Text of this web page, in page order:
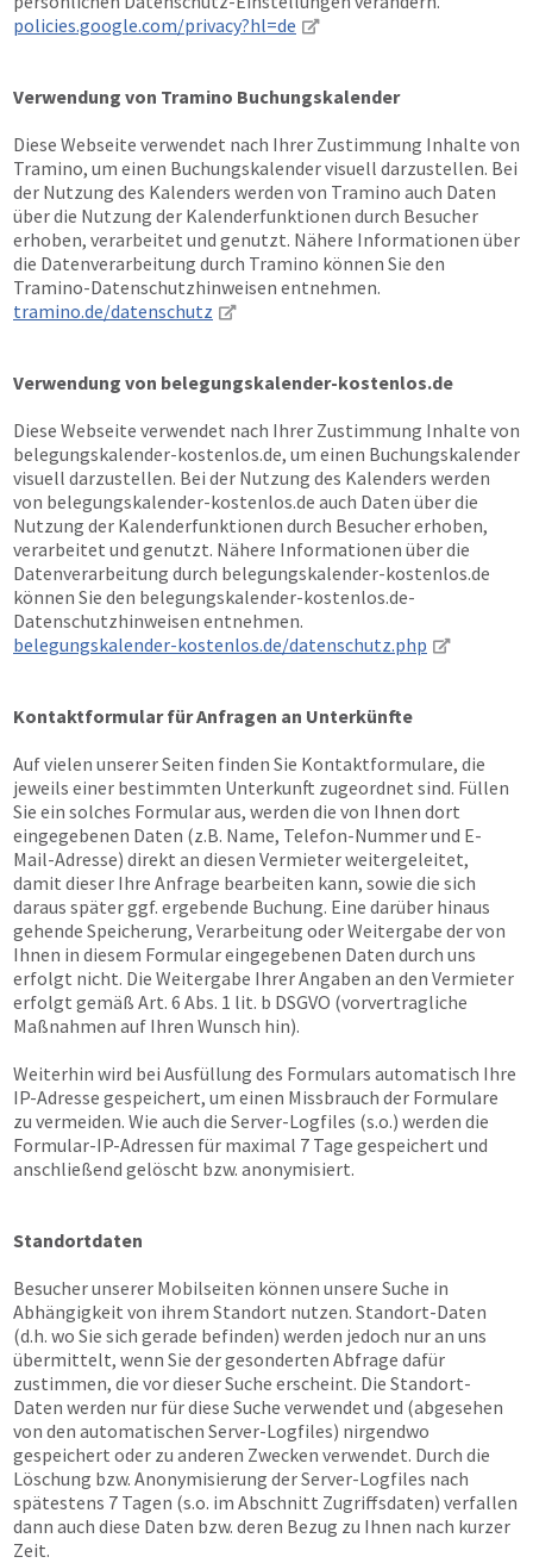
policies.google.com/privacy?hl=de
Verwendung von Tramino Buchungskalender
Diese Webseite verwendet nach Ihrer Zustimmung Inhalte von
Tramino, um einen Buchungskalender visuell darzustellen. Bei
der Nutzung des Kalenders werden von Tramino auch Daten
über die Nutzung der Kalenderfunktionen durch Besucher
erhoben, verarbeitet und genutzt. Nähere Informationen über
die Datenverarbeitung durch Tramino können Sie den
Tramino-Datenschutzhinweisen entnehmen.
tramino.de/datenschutz
Verwendung von belegungskalender-kostenlos.de
Diese Webseite verwendet nach Ihrer Zustimmung Inhalte von
belegungskalender-kostenlos.de, um einen Buchungskalender
visuell darzustellen. Bei der Nutzung des Kalenders werden
von belegungskalender-kostenlos.de auch Daten über die
Nutzung der Kalenderfunktionen durch Besucher erhoben,
verarbeitet und genutzt. Nähere Informationen über die
Datenverarbeitung durch belegungskalender-kostenlos.de
können Sie den belegungskalender-kostenlos.de-
Datenschutzhinweisen entnehmen.
belegungskalender-kostenlos.de/datenschutz.php
Kontaktformular für Anfragen an Unterkünfte
Auf vielen unserer Seiten finden Sie Kontaktformulare, die
jeweils einer bestimmten Unterkunft zugeordnet sind. Füllen
Sie ein solches Formular aus, werden die von Ihnen dort
eingegebenen Daten (z.B. Name, Telefon-Nummer und E-
Mail-Adresse) direkt an diesen Vermieter weitergeleitet,
damit dieser Ihre Anfrage bearbeiten kann, sowie die sich
daraus später ggf. ergebende Buchung. Eine darüber hinaus
gehende Speicherung, Verarbeitung oder Weitergabe der von
Ihnen in diesem Formular eingegebenen Daten durch uns
erfolgt nicht. Die Weitergabe Ihrer Angaben an den Vermieter
erfolgt gemäß Art. 6 Abs. 1 lit. b DSGVO (vorvertragliche
Maßnahmen auf Ihren Wunsch hin).
Weiterhin wird bei Ausfüllung des Formulars automatisch Ihre
IP-Adresse gespeichert, um einen Missbrauch der Formulare
zu vermeiden. Wie auch die Server-Logfiles (s.o.) werden die
Formular-IP-Adressen für maximal 7 Tage gespeichert und
anschließend gelöscht bzw. anonymisiert.
Standortdaten
Besucher unserer Mobilseiten können unsere Suche in
Abhängigkeit von ihrem Standort nutzen. Standort-Daten
(d.h. wo Sie sich gerade befinden) werden jedoch nur an uns
übermittelt, wenn Sie der gesonderten Abfrage dafür
zustimmen, die vor dieser Suche erscheint. Die Standort-
Daten werden nur für diese Suche verwendet und (abgesehen
von den automatischen Server-Logfiles) nirgendwo
gespeichert oder zu anderen Zwecken verwendet. Durch die
Löschung bzw. Anonymisierung der Server-Logfiles nach
spätestens 7 Tagen (s.o. im Abschnitt Zugriffsdaten) verfallen
dann auch diese Daten bzw. deren Bezug zu Ihnen nach kurzer
Zeit.